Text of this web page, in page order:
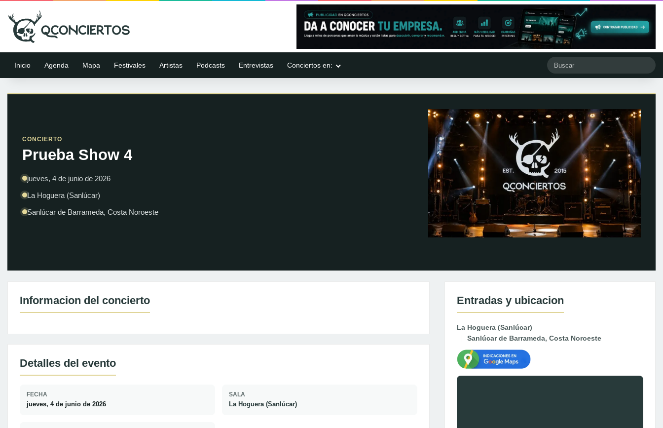
Inicio Agenda Mapa Festivales Artistas Podcasts Entrevistas Conciertos en:
CONCIERTO
Prueba Show 4
jueves, 4 de junio de 2026
La Hoguera (Sanlúcar)
Sanlúcar de Barrameda, Costa Noroeste
Informacion del concierto
Detalles del evento
FECHA
jueves, 4 de junio de 2026
SALA
La Hoguera (Sanlúcar)
Entradas y ubicacion
La Hoguera (Sanlúcar)
Sanlúcar de Barrameda, Costa Noroeste